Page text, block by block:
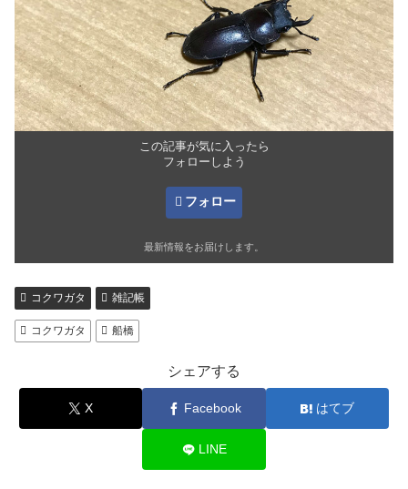
この記事が気に入ったら
フォローしよう
フォロー
最新情報をお届けします。
コクワガタ 雑記帳
コクワガタ 船橋
シェアする
X Facebook はてブ
LINE